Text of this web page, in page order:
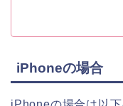
iPhoneの場合